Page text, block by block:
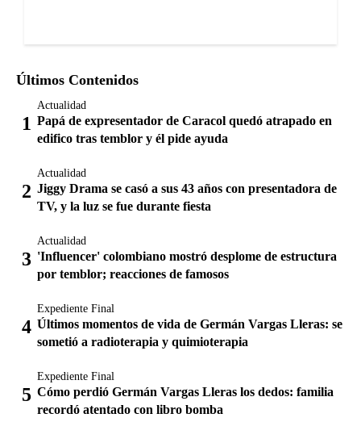
Últimos Contenidos
Actualidad
Papá de expresentador de Caracol quedó atrapado en
edifico tras temblor y él pide ayuda
Actualidad
Jiggy Drama se casó a sus 43 años con presentadora de
TV, y la luz se fue durante fiesta
Actualidad
'Influencer' colombiano mostró desplome de estructura
por temblor; reacciones de famosos
Expediente Final
Últimos momentos de vida de Germán Vargas Lleras: se
sometió a radioterapia y quimioterapia
Expediente Final
Cómo perdió Germán Vargas Lleras los dedos: familia
recordó atentado con libro bomba